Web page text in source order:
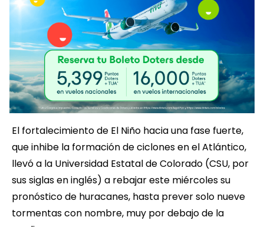
El fortalecimiento de El Niño hacia una fase fuerte,
que inhibe la formación de ciclones en el Atlántico,
llevó a la Universidad Estatal de Colorado (CSU, por
sus siglas en inglés) a rebajar este miércoles su
pronóstico de huracanes, hasta prever solo nueve
tormentas con nombre, muy por debajo de la